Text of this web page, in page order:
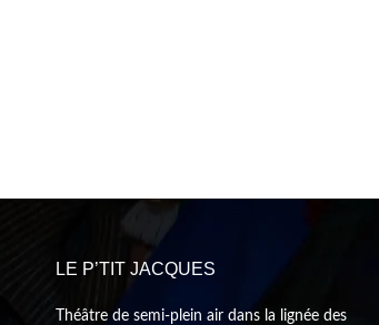
LE P’TIT JACQUES
Théâtre de semi-plein air dans la lignée des